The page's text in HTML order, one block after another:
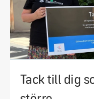
Tack till dig